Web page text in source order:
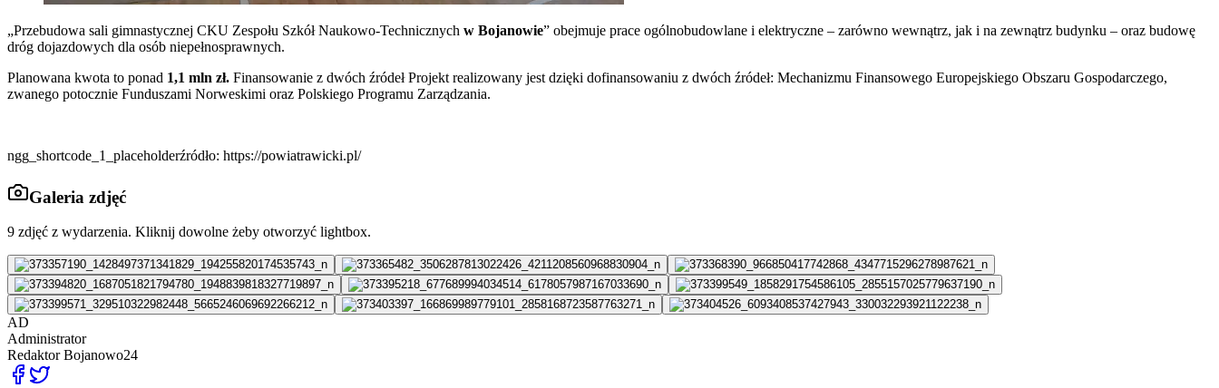
„Przebudowa sali gimnastycznej CKU Zespołu Szkół Naukowo-Technicznych w Bojanowie” obejmuje prace ogólnobudowlane i elektryczne – zarówno wewnątrz, jak i na zewnątrz budynku – oraz budowę
dróg dojazdowych dla osób niepełnosprawnych.
Planowana kwota to ponad 1,1 mln zł. Finansowanie z dwóch źródeł Projekt realizowany jest dzięki dofinansowaniu z dwóch źródeł: Mechanizmu Finansowego Europejskiego Obszaru Gospodarczego,
zwanego potocznie Funduszami Norweskimi oraz Polskiego Programu Zarządzania.
ngg_shortcode_1_placeholderźródło: https://powiatrawicki.pl/
Galeria zdjęć
9 zdjęć z wydarzenia. Kliknij dowolne żeby otworzyć lightbox.
AD
Administrator
RedaktorBojanowo24